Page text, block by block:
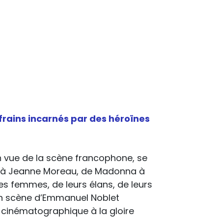
incarnés par des héroïnes
de la scène francophone, se
Jeanne Moreau, de Madonna à
femmes, de leurs élans, de leurs
d’Emmanuel Noblet
à la gloire